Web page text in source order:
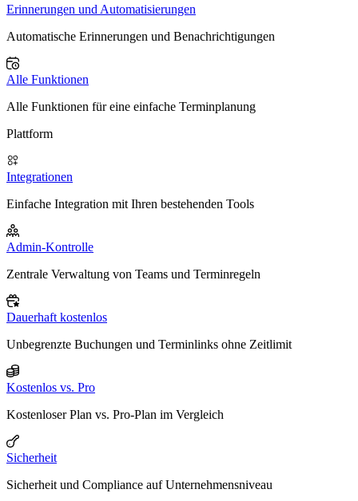
Erinnerungen und Automatisierungen
Automatische Erinnerungen und Benachrichtigungen
Alle Funktionen
Alle Funktionen für eine einfache Terminplanung
Plattform
Integrationen
Einfache Integration mit Ihren bestehenden Tools
Admin-Kontrolle
Zentrale Verwaltung von Teams und Terminregeln
Dauerhaft kostenlos
Unbegrenzte Buchungen und Terminlinks ohne Zeitlimit
Kostenlos vs. Pro
Kostenloser Plan vs. Pro-Plan im Vergleich
Sicherheit
Sicherheit und Compliance auf Unternehmensniveau